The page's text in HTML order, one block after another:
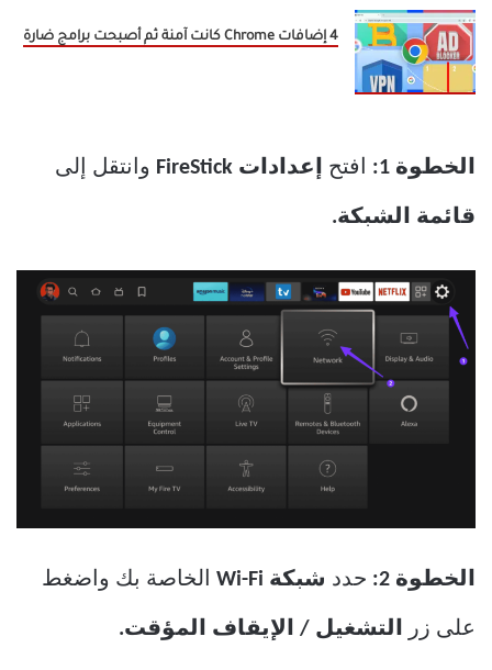
4 إضافات Chrome كانت آمنة ثم أصبحت برامج ضارة
الخطوة 1: افتح إعدادات FireStick وانتقل إلى
قائمة الشبكة.
الخطوة 2: حدد شبكة Wi-Fi الخاصة بك واضغط
على زر التشغيل / الإيقاف المؤقت.